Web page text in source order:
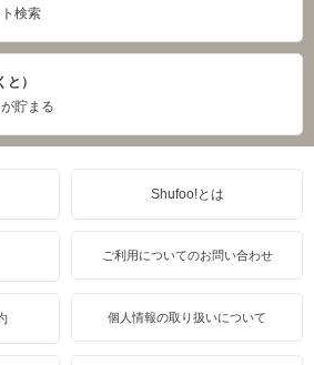
検索
）
貯まる
Shufoo!とは
ご利用についてのお問い合わせ
個人情報の取り扱いについて